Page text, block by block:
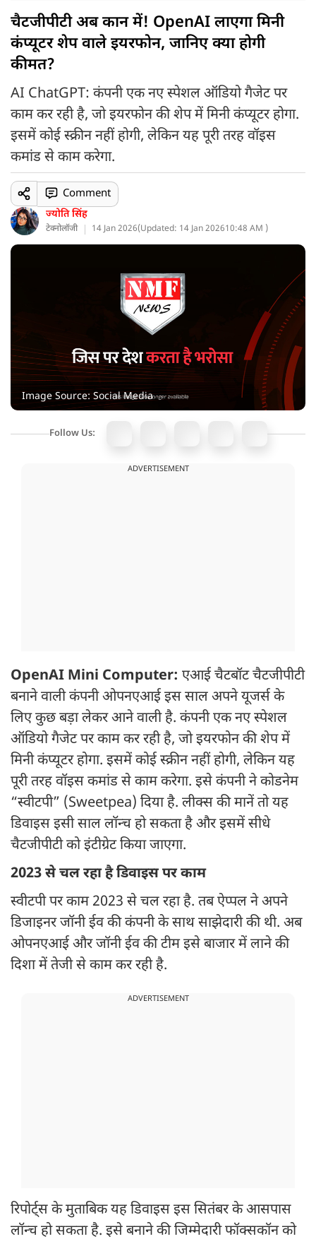
चैटजीपीटी अब कान में! OpenAI लाएगा मिनी
कंप्यूटर शेप वाले इयरफोन, जानिए क्या होगी
कीमत?
AI ChatGPT: कंपनी एक नए स्पेशल ऑडियो गैजेट पर
काम कर रही है, जो इयरफोन की शेप में मिनी कंप्यूटर होगा.
इसमें कोई स्क्रीन नहीं होगी, लेकिन यह पूरी तरह वॉइस
कमांड से काम करेगा.
ज्योति सिंह
टेक्नोलॉजी 14 Jan 2026(Updated: 14 Jan 202610:48 AM )
Comment
Image Source: Social Media
Follow Us:
ADVERTISEMENT
OpenAI Mini Computer: एआई चैटबॉट चैटजीपीटी
बनाने वाली कंपनी ओपनएआई इस साल अपने यूजर्स के
लिए कुछ बड़ा लेकर आने वाली है. कंपनी एक नए स्पेशल
ऑडियो गैजेट पर काम कर रही है, जो इयरफोन की शेप में
मिनी कंप्यूटर होगा. इसमें कोई स्क्रीन नहीं होगी, लेकिन यह
पूरी तरह वॉइस कमांड से काम करेगा. इसे कंपनी ने कोडनेम
“स्वीटपी” (Sweetpea) दिया है. लीक्स की मानें तो यह
डिवाइस इसी साल लॉन्च हो सकता है और इसमें सीधे
चैटजीपीटी को इंटीग्रेट किया जाएगा.
2023 से चल रहा है डिवाइस पर काम
स्वीटपी पर काम 2023 से चल रहा है. तब ऐप्पल ने अपने
डिजाइनर जॉनी ईव की कंपनी के साथ साझेदारी की थी. अब
ओपनएआई और जॉनी ईव की टीम इसे बाजार में लाने की
दिशा में तेजी से काम कर रही है.
ADVERTISEMENT
रिपोर्ट्स के मुताबिक यह डिवाइस इस सितंबर के आसपास
लॉन्च हो सकता है. इसे बनाने की जिम्मेदारी फॉक्सकॉन को